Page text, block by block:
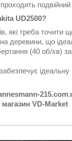
UD2500?
які треба
деревини, що
(40 об/хв)
VD-Market